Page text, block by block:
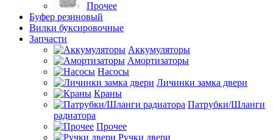
Прочее
Буфер резиновый
Вилки буксировочные
Запчасти
Аккумуляторы
Амортизаторы
Насосы
Личинки замка двери
Краны
Патрубки/Шланги
радиатора
Прочее
Ручки двери